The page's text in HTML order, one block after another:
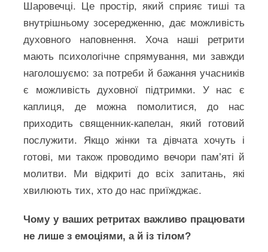
Шаровечці. Це простір, який сприяє тиші та
внутрішньому зосередженню, дає можливість
духовного наповнення. Хоча наші ретрити
мають психологічне спрямування, ми завжди
наголошуємо: за потреби й бажання учасників
є можливість духовної підтримки. У нас є
каплиця, де можна помолитися, до нас
приходить священник-капелан, який готовий
послужити. Якщо жінки та дівчата хочуть і
готові, ми також проводимо вечори пам’яті й
молитви. Ми відкриті до всіх запитань, які
хвилюють тих, хто до нас приїжджає.
Чому у ваших ретритах важливо працювати
не лише з емоціями, а й із тілом?